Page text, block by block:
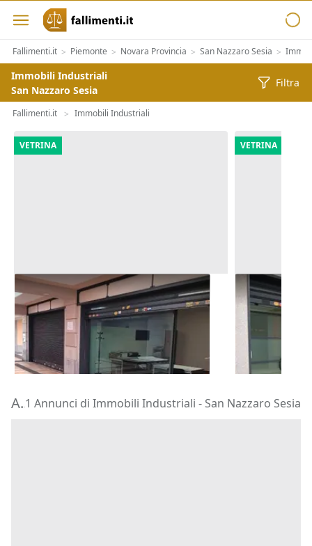
Fallimenti.it > Piemonte > Novara Provincia > San Nazzaro Sesia >
Immobili Industriali
San Nazzaro Sesia
Filtra
Fallimenti.it > Immobili Industriali
VETRINA
Asta Negozio (sub 59) in edificio
polifunzionale
Rivoli (Torino)
84.375 €
02/10/2026
VETRINA
Asta
Rivoli
78.891 €
02/10/2026
Aste di Immobili Industriali San Nazzaro Sesia1 Annunci di Immobili Industriali - San Nazzaro Sesia